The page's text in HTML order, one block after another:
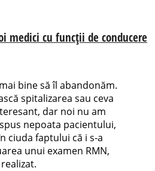
medici cu funcții de conducere
bine să îl abandonăm.
spitalizarea sau ceva
dar noi nu am
nepoata pacientului,
ciuda faptului că i s-a
unui examen RMN,